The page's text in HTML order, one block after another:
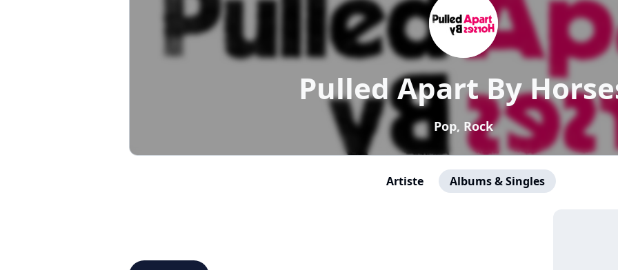
Pulled Apart By
Pop, Rock
Artiste Albums & Singles